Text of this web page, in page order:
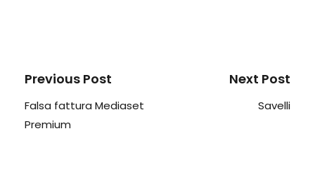
Previous Post
Falsa fattura Mediaset
Premium
Next Post
Savelli